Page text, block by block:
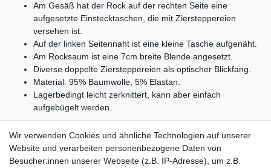
Am Gesäß hat der Rock auf der rechten Seite eine
aufgesetzte Einstecktaschen, die mit Ziersteppereien
versehen ist.
Auf der linken Seitennaht ist eine kleine Tasche aufgenäht.
Am Rocksaum ist eine 7cm breite Blende angesetzt.
Diverse doppelte Ziersteppereien als optischer Blickfang.
Material: 95% Baumwolle, 5% Elastan.
Lagerbedingt leicht zerknittert, kann aber einfach
aufgebügelt werden.
Wir verwenden Cookies und ähnliche Technologien auf unserer
Website und verarbeiten personenbezogene Daten von
Besucher:innen unserer Webseite (z.B. IP-Adresse), um z.B.